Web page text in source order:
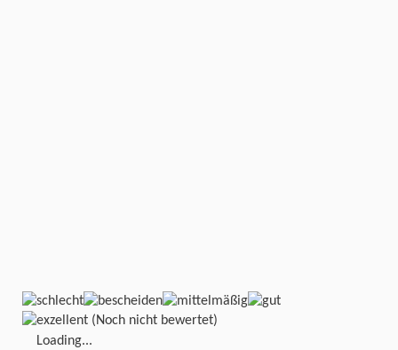
(Noch nicht bewertet)
Loading...